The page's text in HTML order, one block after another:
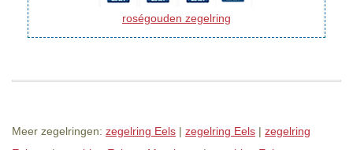
roségouden zegelring
Meer zegelringen: zegelring Eels | zegelring Eels | zegelring